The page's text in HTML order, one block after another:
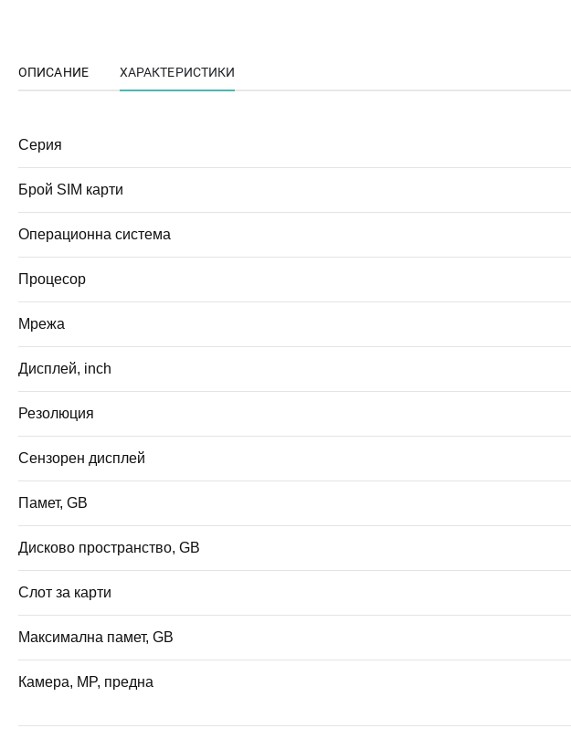
ОПИСАНИЕ ХАРАКТЕРИСТИКИ
Серия
Брой SIM карти
Операционна система
Процесор
Мрежа
Дисплей, inch
Резолюция
Сензорен дисплей
Памет, GB
Дисково пространство, GB
Слот за карти
Максимална памет, GB
Камера, MP, предна